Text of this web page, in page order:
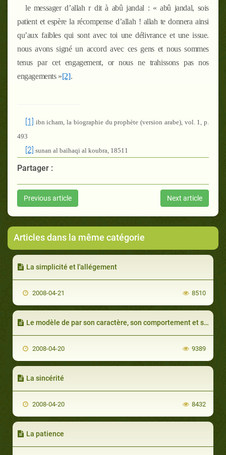
le messager d’allahrdit à abû jandal : « abû jandal, sois
patient et espère la récompense d’allah ! allah te donnera ainsi
qu’aux faibles qui sont avec toi une délivrance et une issue.
nous avons signé un accord avec ces gens et nous sommes
tenus par cet engagement, or nous ne trahissons pas nos
engagements »[2].
[1] ibn icham, la biographie du prophète (version arabe), vol. 1, p.
493
[2] sunan al baïhaqi al koubra, 18511
Partager :
Previous article Next article
Articles dans la même catégorie
La simplicité et l'allégement
2008-04-21 8510
Le modèle de par son caractère, son comportement et sa compagnie
2008-04-20 9389
La sincérité
2008-04-20 8432
La patience